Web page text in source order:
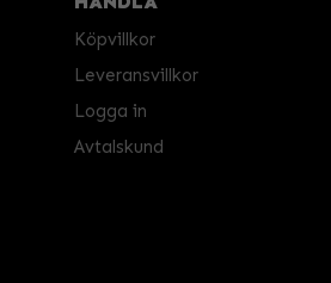
Köpvillkor
Leveransvillkor
Logga in
Avtalskund